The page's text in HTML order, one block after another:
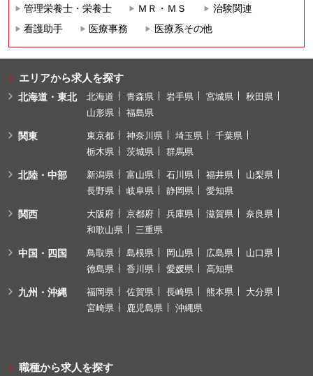
管理栄養士・栄養士
ＭＲ・ＭＳ
治験関連
看護助手
医療事務 医療系その他
エリアから求人を探す
北海道・東北 北海道 青森県 岩手県 宮城県
秋田県
山形県
福島県
関東 東京都 神奈川県 埼玉県
千葉県
栃木県
茨城県 群馬県
北陸・中部 新潟県 富山県 石川県 福井県
山梨県
長野県
岐阜県 静岡県 愛知県
関西 大阪府 京都府 兵庫県 滋賀県
奈良県
和歌山県
三重県
中国・四国 鳥取県 島根県 岡山県 広島県
山口県
徳島県
香川県 愛媛県 高知県
九州・沖縄 福岡県 佐賀県 長崎県 熊本県
大分県
宮崎県
鹿児島県 沖縄県
職種から求人を探す